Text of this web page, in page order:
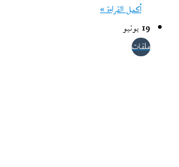
أكمل القراءة »
19 يونيو
ملفات